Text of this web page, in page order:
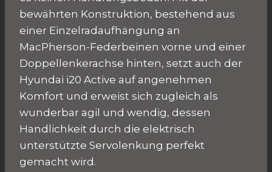
bewährten Konstruktion, bestehend aus
einer Einzelradaufhängung an
MacPherson-Federbeinen vorne und einer
Doppellenkerachse hinten, setzt auch der
Hyundai i20 Active auf angenehmen
Komfort und erweist sich zugleich als
wunderbar agil und wendig, dessen
Handlichkeit durch die elektrisch
unterstützte Servolenkung perfekt
gemacht wird.